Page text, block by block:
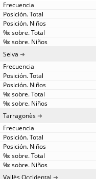
Selva
Tarragonès
Vallès Occidental